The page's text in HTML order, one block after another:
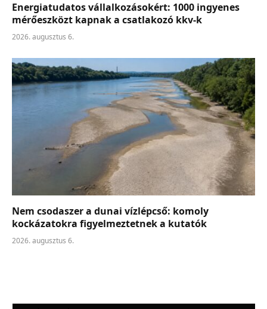
Energiatudatos vállalkozásokért: 1000 ingyenes
mérőeszközt kapnak a csatlakozó kkv-k
2026. augusztus 6.
Nem csodaszer a dunai vízlépcső: komoly
kockázatokra figyelmeztetnek a kutatók
2026. augusztus 6.